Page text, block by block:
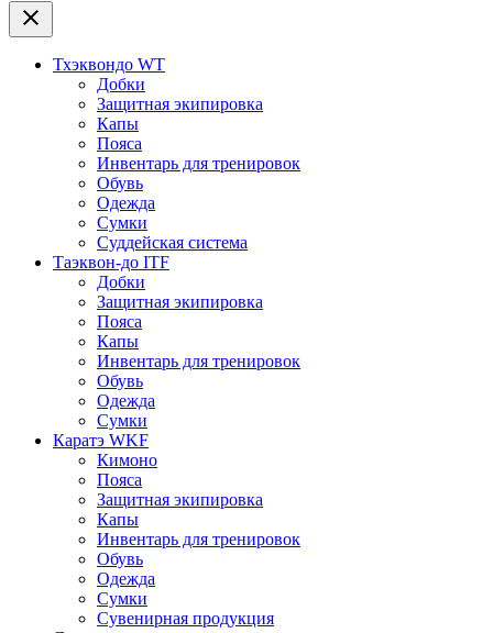
close
Тхэквондо WT
Добки
Защитная экипировка
Капы
Пояса
Инвентарь для тренировок
Обувь
Одежда
Сумки
Суддейская система
Таэквон-до ITF
Добки
Защитная экипировка
Пояса
Капы
Инвентарь для тренировок
Обувь
Одежда
Сумки
Каратэ WKF
Кимоно
Пояса
Защитная экипировка
Капы
Инвентарь для тренировок
Обувь
Одежда
Сумки
Сувенирная продукция